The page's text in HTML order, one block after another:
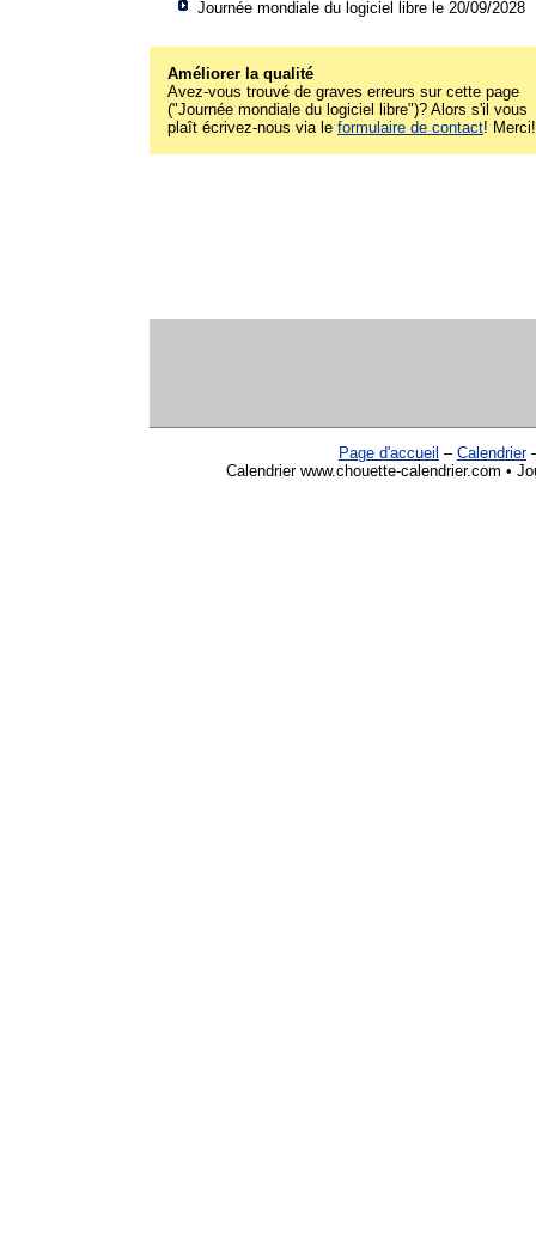
Journée mondiale du logiciel libre le 20/09/2028
Améliorer la qualité
Avez-vous trouvé de graves erreurs sur cette page
("Journée mondiale du logiciel libre")? Alors s'il vous
plaît écrivez-nous via le formulaire de contact! Merci!
Page d'accueil – Calendrier
Calendrier www.chouette-calendrier.com •